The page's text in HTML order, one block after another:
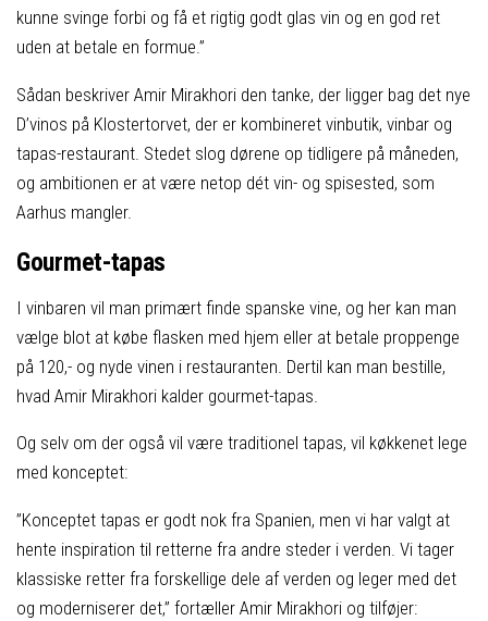
kunne svinge forbi og få et rigtig godt glas vin og en god ret
uden at betale en formue.”
Sådan beskriver Amir Mirakhori den tanke, der ligger bag det nye
D’vinos på Klostertorvet, der er kombineret vinbutik, vinbar og
tapas-restaurant. Stedet slog dørene op tidligere på måneden,
og ambitionen er at være netop dét vin- og spisested, som
Aarhus mangler.
Gourmet-tapas
I vinbaren vil man primært finde spanske vine, og her kan man
vælge blot at købe flasken med hjem eller at betale proppenge
på 120,- og nyde vinen i restauranten. Dertil kan man bestille,
hvad Amir Mirakhori kalder gourmet-tapas.
Og selv om der også vil være traditionel tapas, vil køkkenet lege
med konceptet:
”Konceptet tapas er godt nok fra Spanien, men vi har valgt at
hente inspiration til retterne fra andre steder i verden. Vi tager
klassiske retter fra forskellige dele af verden og leger med det
og moderniserer det,” fortæller Amir Mirakhori og tilføjer: